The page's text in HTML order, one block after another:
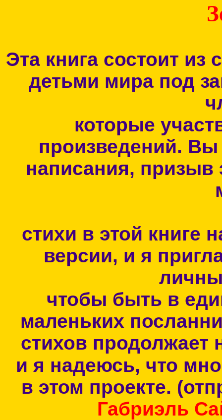
Эта книга состоит
детьми мира под
которые
произведений. Вы
написания, призыв
стихи в этой книге
версии, и я
чтобы быть в
маленьких
стихов продолжает
и я надеюсь, что
в этом проекте.
Габриэль